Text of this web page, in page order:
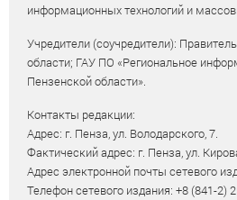
информационных технологий и
Учредители (соучредители):
области; ГАУ ПО «Региональное
Пензенской области».
Контакты редакции:
Адрес: г. Пенза, ул. Володарского, 7.
Фактический адрес: г. Пенза, ул.
Адрес электронной почты сетевого
Телефон сетевого издания: +8 (841-2)